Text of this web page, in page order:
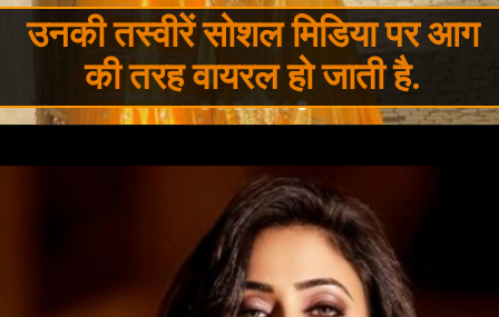
उनकी तस्वीरें सोशल मिडिया पर आग
की तरह वायरल हो जाती है.